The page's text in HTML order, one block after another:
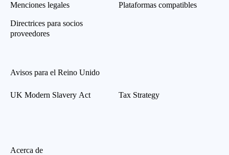
Menciones legales
Directrices para socios
proveedores
Plataformas compatibles
Avisos para el Reino Unido
UK Modern Slavery Act Tax Strategy
Acerca de